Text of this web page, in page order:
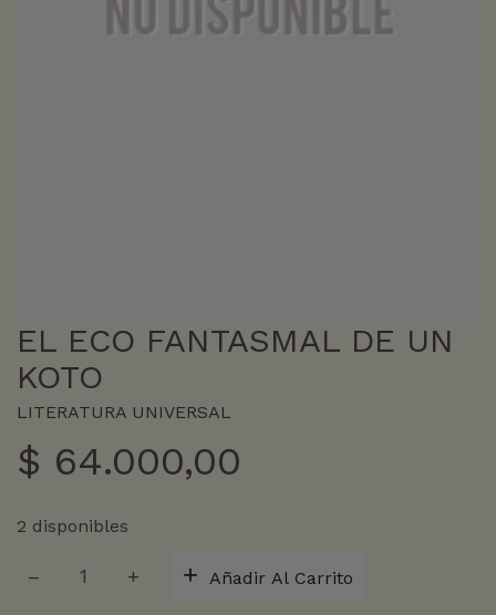
EL ECO FANTASMAL DE UN
KOTO
LITERATURA UNIVERSAL
$ 64.000,00
2 disponibles
ECO
Añadir Al Carrito